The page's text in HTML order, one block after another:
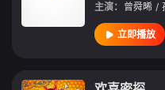
主演： 曾舜晞 /
立即播放